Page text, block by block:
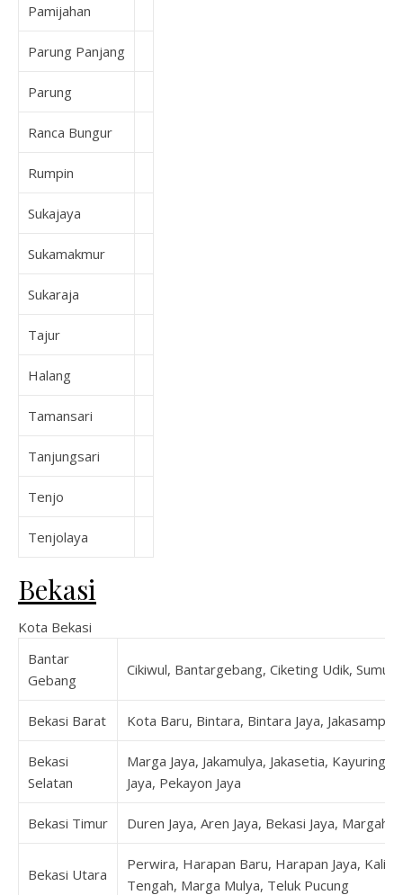
Pamijahan
Parung Panjang
Parung
Ranca Bungur
Rumpin
Sukajaya
Sukamakmur
Sukaraja
Tajur
Halang
Tamansari
Tanjungsari
Tenjo
Tenjolaya
Bekasi
Kota Bekasi
Bantar
Gebang
Cikiwul, Bantargebang, Ciketing Udik, Sumur
Bekasi Barat Kota Baru, Bintara, Bintara Jaya,
Bekasi
Selatan
Marga Jaya, Jakamulya, Jakasetia, Kayuringin
Jaya, Pekayon Jaya
Bekasi Timur Duren Jaya, Aren Jaya, Bekasi Jaya,
Bekasi Utara
Perwira, Harapan Baru, Harapan Jaya,
Tengah, Marga Mulya, Teluk Pucung